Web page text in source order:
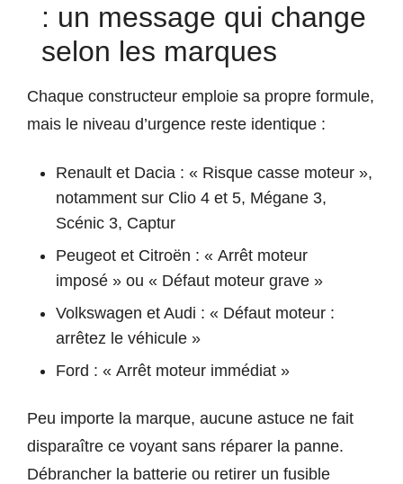
: un message qui change
selon les marques
Chaque constructeur emploie sa propre formule,
mais le niveau d’urgence reste identique :
Renault et Dacia : « Risque casse moteur »,
notamment sur Clio 4 et 5, Mégane 3,
Scénic 3, Captur
Peugeot et Citroën : « Arrêt moteur
imposé » ou « Défaut moteur grave »
Volkswagen et Audi : « Défaut moteur :
arrêtez le véhicule »
Ford : « Arrêt moteur immédiat »
Peu importe la marque, aucune astuce ne fait
disparaître ce voyant sans réparer la panne.
Débrancher la batterie ou retirer un fusible